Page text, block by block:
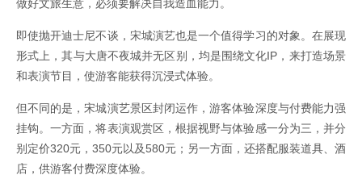
做好文旅生意，必须要解决自我造血能力。
即使抛开迪士尼不谈，宋城演艺也是一个值得学习的对象。在展现
形式上，其与大唐不夜城并无区别，均是围绕文化IP，来打造场景
和表演节目，使游客能获得沉浸式体验。
但不同的是，宋城演艺景区封闭运作，游客体验深度与付费能力强
挂钩。一方面，将表演观赏区，根据视野与体验感一分为三，并分
别定价320元，350元以及580元；另一方面，还搭配服装道具、酒
店，供游客付费深度体验。